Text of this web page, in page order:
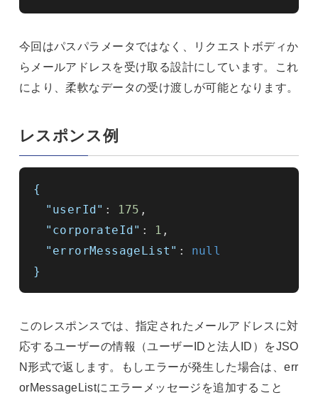
今回はパスパラメータではなく、リクエストボディか
らメールアドレスを受け取る設計にしています。これ
により、柔軟なデータの受け渡しが可能となります。
レスポンス例
{
"userId" : 175 ,
"corporateId" : 1 ,
"errorMessageList" :
null
}
このレスポンスでは、指定されたメールアドレスに対
応するユーザーの情報（ユーザーIDと法人ID）をJSO
N形式で返します。もしエラーが発生した場合は、err
orMessageListにエラーメッセージを追加すること